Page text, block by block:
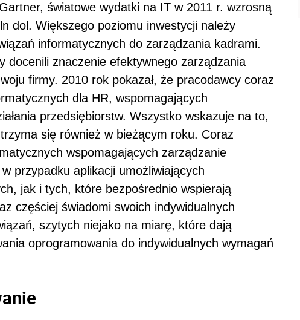
światowe wydatki na IT w 2011 r. wzrosną
dol. Większego poziomu inwestycji należy
informatycznych do zarządzania kadrami.
docenili znaczenie efektywnego zarządzania
firmy. 2010 rok pokazał, że pracodawcy coraz
dla HR, wspomagających
przedsiębiorstw. Wszystko wskazuje na to,
się również w bieżącym roku. Coraz
wspomagających zarządzanie
przypadku aplikacji umożliwiających
jak i tych, które bezpośrednio wspierają
częściej świadomi swoich indywidualnych
szytych niejako na miarę, które dają
oprogramowania do indywidualnych wymagań